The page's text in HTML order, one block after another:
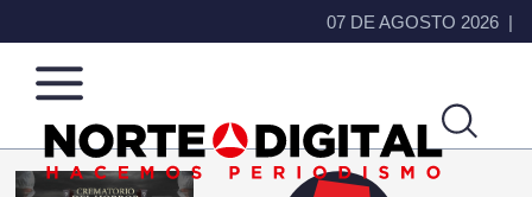
07 DE AGOSTO 2026